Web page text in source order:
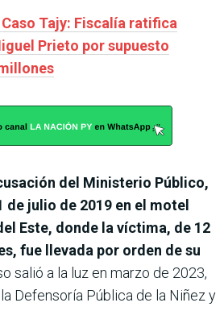
Tajy: Fiscalía ratifica
Prieto por supuesto
del Ministerio Público,
de julio de 2019 en el motel
Este, donde la víctima, de 12
fue llevada por orden de su
salió a la luz en marzo de 2023,
Defensoría Pública de la Niñez y